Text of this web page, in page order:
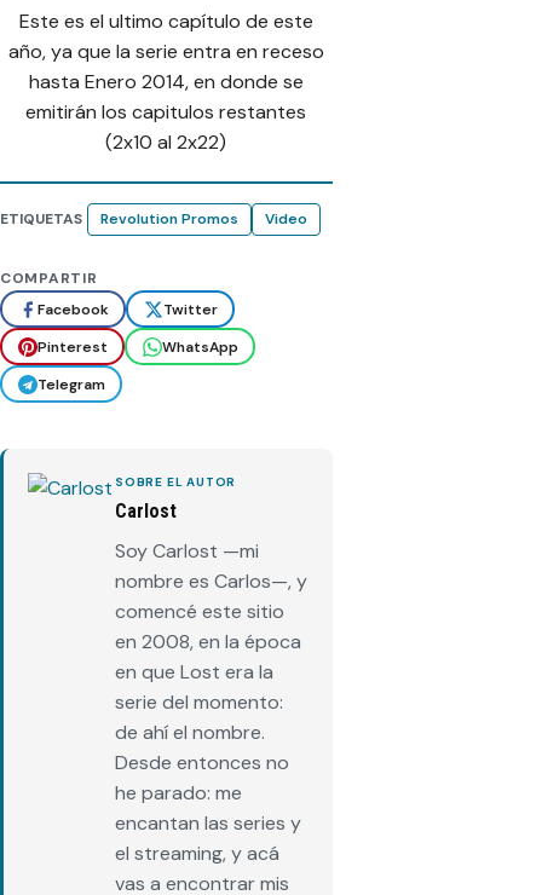
Este es el ultimo capítulo de este
año, ya que la serie entra en receso
hasta Enero 2014, en donde se
emitirán los capitulos restantes
(2x10 al 2x22)
ETIQUETAS Revolution Promos Video
COMPARTIR
Facebook
Twitter
Pinterest
WhatsApp
Telegram
SOBRE EL AUTOR
Carlost
Soy Carlost —mi
nombre es Carlos—, y
comencé este sitio
en 2008, en la época
en que Lost era la
serie del momento:
de ahí el nombre.
Desde entonces no
he parado: me
encantan las series y
el streaming, y acá
vas a encontrar mis